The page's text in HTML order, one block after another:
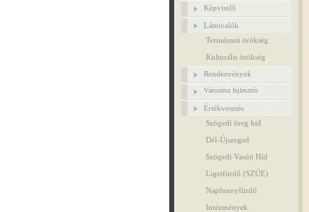
Képviselő
Látnivalók
Természeti örökség
Kulturális örökség
Rendezvények
Városrész fejlesztés
Értékvesztés
Szögedi öreg híd
Dél-Újszeged
Szögedi Vasúti Híd
Ligetfürdő (SZÚE)
Napfonnyfürdő
Intézmények